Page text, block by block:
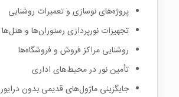
پروژه‌های نوسازی و تعمیرات روشنایی
تجهیزات نورپردازی رستوران‌ها و هتل‌ها
روشنایی مراکز فروش و فروشگاه‌ها
تأمین نور در محیط‌های اداری
جایگزینی ماژول‌های قدیمی بدون درایور